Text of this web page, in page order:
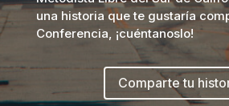
una historia que te gustaría
Conferencia, ¡cuéntanoslo!
Comparte tu